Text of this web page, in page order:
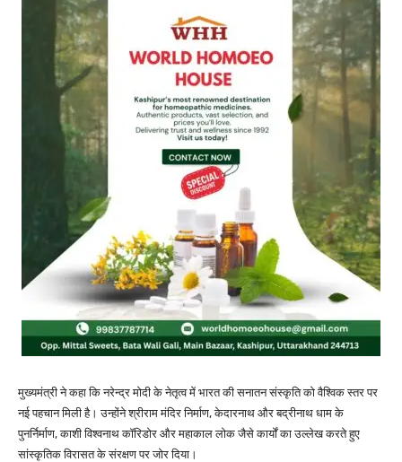
मुख्यमंत्री ने कहा कि नरेन्द्र मोदी के नेतृत्व में भारत की सनातन संस्कृति को वैश्विक स्तर पर
नई पहचान मिली है। उन्होंने श्रीराम मंदिर निर्माण, केदारनाथ और बद्रीनाथ धाम के
पुनर्निर्माण, काशी विश्वनाथ कॉरिडोर और महाकाल लोक जैसे कार्यों का उल्लेख करते हुए
सांस्कृतिक विरासत के संरक्षण पर जोर दिया।